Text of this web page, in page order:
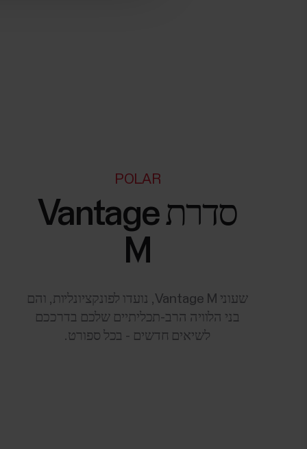
POLAR
סדרת Vantage
M
שעוני Vantage M, נועדו לפונקציונליות, והם
בני הלוויה הרב-תכליתיים שלכם בדרככם
לשיאים חדשים - בכל ספורט.